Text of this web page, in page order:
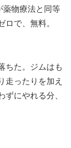
薬物療法と同等
で、無料。
ちた。ジムはも
走ったりを加え
にやれる分、